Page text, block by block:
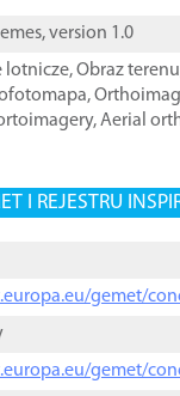
version 1.0
lotnicze,Obraz terenu
,
,Aerial
I REJESTRU
gemet/
gemet/